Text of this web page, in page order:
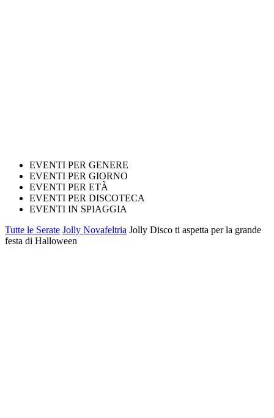
EVENTI PER GENERE
EVENTI PER GIORNO
EVENTI PER ETÀ
EVENTI PER DISCOTECA
EVENTI IN SPIAGGIA
Tutte le Serate Jolly Novafeltria Jolly Disco ti aspetta per la grande
festa di Halloween